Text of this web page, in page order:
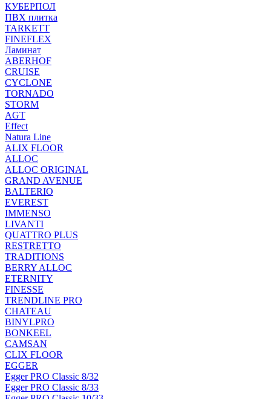
КУБЕРПОЛ
ПВХ плитка
TARKETT
FINEFLEX
Ламинат
ABERHOF
CRUISE
CYCLONE
TORNADO
STORM
AGT
Effect
Natura Line
ALIX FLOOR
ALLOC
ALLOC ORIGINAL
GRAND AVENUE
BALTERIO
EVEREST
IMMENSO
LIVANTI
QUATTRO PLUS
RESTRETTO
TRADITIONS
BERRY ALLOC
ETERNITY
FINESSE
TRENDLINE PRO
CHATEAU
BINYLPRO
BONKEEL
CAMSAN
CLIX FLOOR
EGGER
Egger PRO Classic 8/32
Egger PRO Classic 8/33